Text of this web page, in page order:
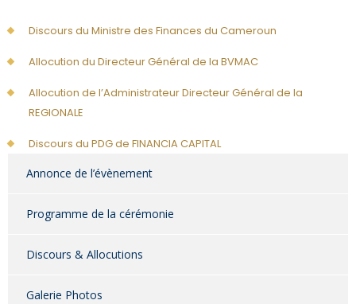
Discours du Ministre des Finances du Cameroun
Allocution du Directeur Général de la BVMAC
Allocution de l’Administrateur Directeur Général de la
REGIONALE
Discours du PDG de FINANCIA CAPITAL
Annonce de l’évènement
Programme de la cérémonie
Discours & Allocutions
Galerie Photos